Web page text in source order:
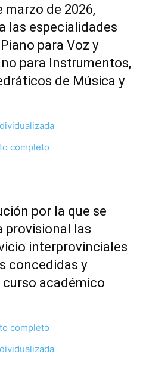
marzo de 2026,
las especialidades
para Voz y
para Instrumentos,
de Música y
completo
por la que se
provisional las
interprovinciales
concedidas y
académico
completo